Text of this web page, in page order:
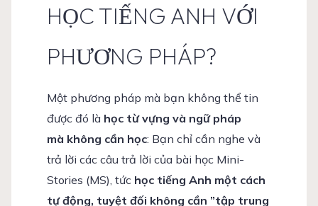
HỌC TIẾNG ANH VỚI
PHƯƠNG PHÁP?
Một phương pháp mà bạn không thể tin
được đó là học từ vựng và ngữ pháp
mà không cần học: Bạn chỉ cần nghe và
trả lời các câu trả lời của bài học Mini-
Stories (MS), tức học tiếng Anh một cách
tự động, tuyệt đối không cần ”tập trung